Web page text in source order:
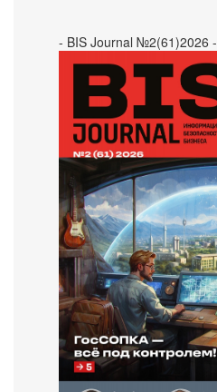
- BIS Journal №2(61)2026 -